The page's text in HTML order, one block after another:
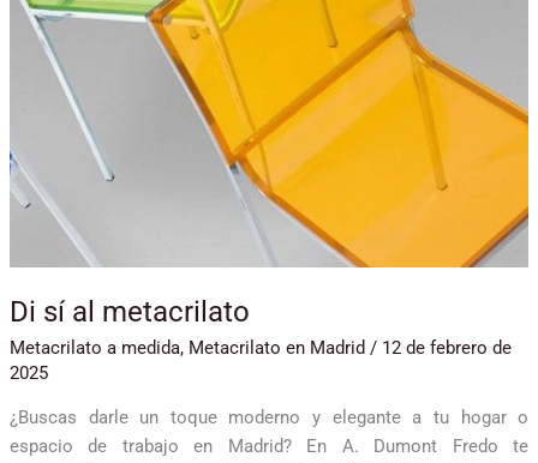
Di sí al metacrilato
Metacrilato a medida, Metacrilato en Madrid / 12 de febrero de
2025
¿Buscas darle un toque moderno y elegante a tu hogar o
espacio de trabajo en Madrid? En A. Dumont Fredo te